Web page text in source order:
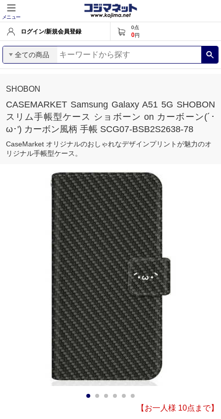
メニュー
ログイン/新規会員登録
0点
0円
全ての商品
SHOBON
CASEMARKET Samsung Galaxy A51 5G SHOBON
スリム手帳型ケース ショボーン on カーボーン(´･
ω･') カーボン風柄 手帳 SCG07-BSB2S2638-78
CaseMarket オリジナルのおしゃれなデザインプリントが魅力のオ
リジナル手帳型ケース。
【お一人様 10点まで】